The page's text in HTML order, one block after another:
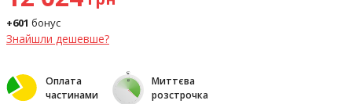
+601 бонус
Знайшли дешевше?
Оплата
частинами
Миттєва
розстрочка